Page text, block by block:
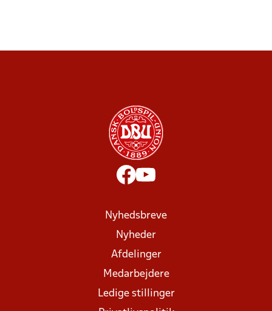
Nyhedsbreve
Nyheder
Afdelinger
Medarbejdere
Ledige stillinger